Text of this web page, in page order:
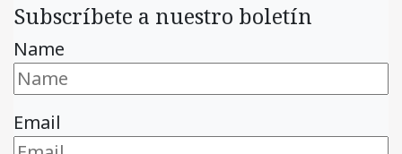
Subscríbete a nuestro boletín
Name
Email